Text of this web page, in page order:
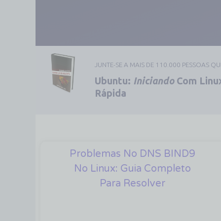
JUNTE-SE A MAIS DE 110.000 PESSOAS
Ubuntu: IniciandoCom
Rápida
Problemas No DNS BIND9
No Linux: Guia Completo
Para Resolver